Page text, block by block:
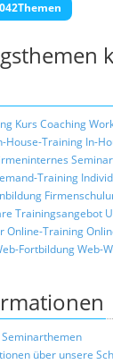
Kurs Coaching
House-Training In-
Seminar
Training
Trainingsangebot
Online-Training
FortbildungWeb-
über unsere